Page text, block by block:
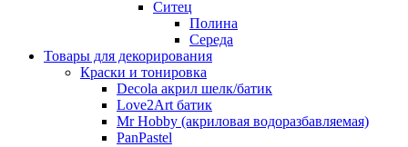
Ситец
Полина
Середа
Товары для декорирования
Краски и тонировка
Decola акрил шелк/батик
Love2Art батик
Mr Hobby (акриловая водоразбавляемая)
PanPastel